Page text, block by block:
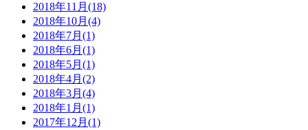
2018年11月(18)
2018年10月(4)
2018年7月(1)
2018年6月(1)
2018年5月(1)
2018年4月(2)
2018年3月(4)
2018年1月(1)
2017年12月(1)